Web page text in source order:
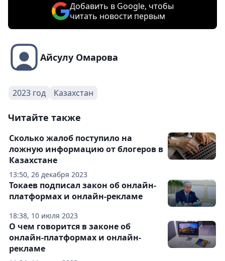
Добавить в Google, чтобы
читать новости первым
Айсулу Омарова
2023 год Казахстан
Читайте также
13:50, 26 декабря 2023
Сколько жалоб поступило на
ложную информацию от блогеров в
Казахстане
18:38, 10 июля 2023
Токаев подписал закон об онлайн-
платформах и онлайн-рекламе
О чем говорится в законе об
онлайн-платформах и онлайн-
рекламе